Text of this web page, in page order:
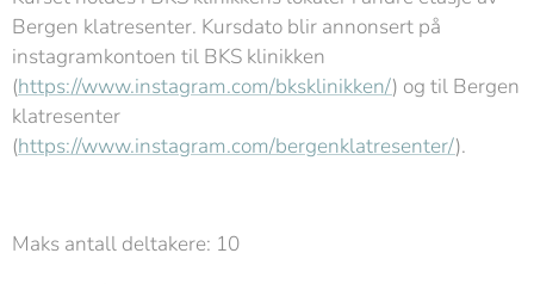
Bergen klatresenter. Kursdato blir annonsert på
instagramkontoen til BKS klinikken
(https://www.instagram.com/bksklinikken/) og til Bergen
klatresenter
(https://www.instagram.com/bergenklatresenter/).
Maks antall deltakere: 10